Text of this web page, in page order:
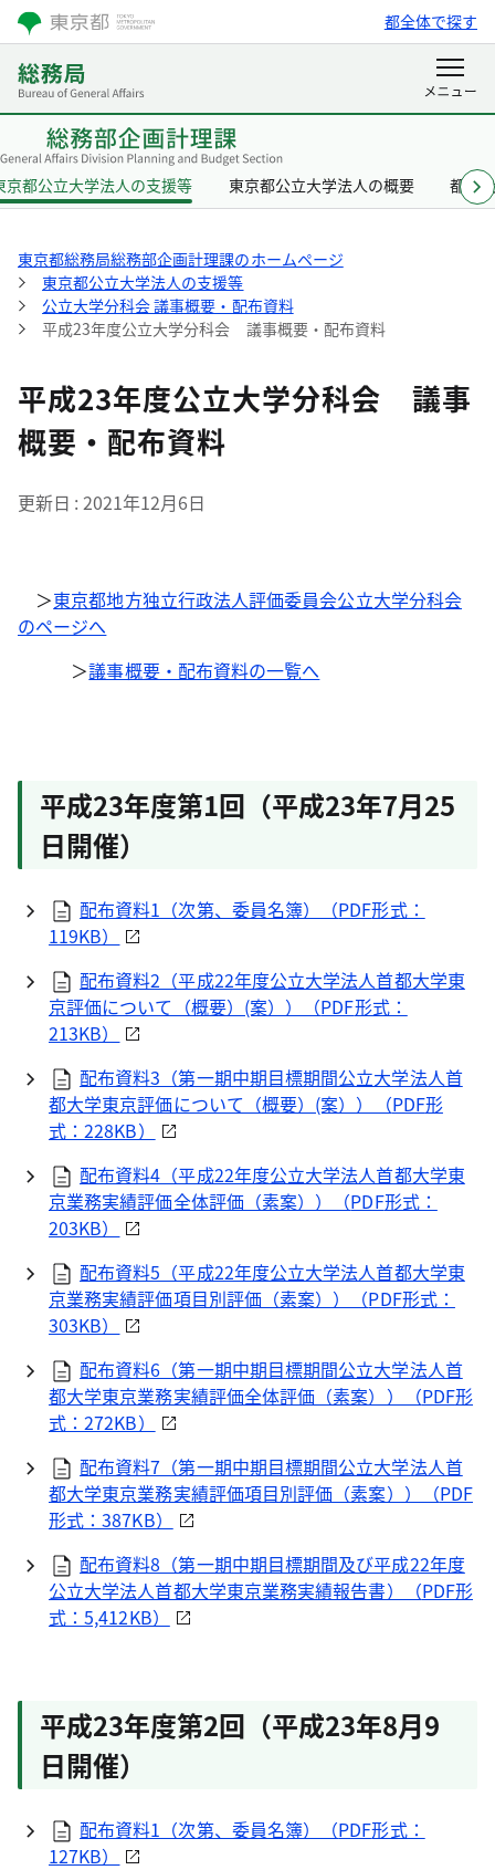
都全体で探す
京都公立大学法人の支援等 東京都公立大学法人の概要 都立
東京都総務局総務部企画計理課のホームページ
東京都公立大学法人の支援等
公立大学分科会 議事概要・配布資料
平成23年度公立大学分科会 議事概要・配布資料
平成23年度公立大学分科会 議事
概要・配布資料
更新日 2021年12月6日
＞東京都地方独立行政法人評価委員会公立大学分科会
のページへ
＞議事概要・配布資料の一覧へ
平成23年度第1回（平成23年7月25
日開催）
配布資料1（次第、委員名簿）（PDF形式：
119KB）
配布資料2（平成22年度公立大学法人首都大学東
京評価について（概要）(案））（PDF形式：
213KB）
配布資料3（第一期中期目標期間公立大学法人首
都大学東京評価について（概要）(案））（PDF形
式：228KB）
配布資料4（平成22年度公立大学法人首都大学東
京業務実績評価全体評価（素案））（PDF形式：
203KB）
配布資料5（平成22年度公立大学法人首都大学東
京業務実績評価項目別評価（素案））（PDF形式：
303KB）
配布資料6（第一期中期目標期間公立大学法人首
都大学東京業務実績評価全体評価（素案））（PDF形
式：272KB）
配布資料7（第一期中期目標期間公立大学法人首
都大学東京業務実績評価項目別評価（素案））（PDF
形式：387KB）
配布資料8（第一期中期目標期間及び平成22年度
公立大学法人首都大学東京業務実績報告書）（PDF形
式：5,412KB）
平成23年度第2回（平成23年8月9
日開催）
配布資料1（次第、委員名簿）（PDF形式：
127KB）